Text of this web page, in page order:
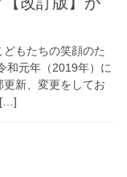
もたちの笑顔のた
和元年（2019年）に
新、変更をしてお
[…]